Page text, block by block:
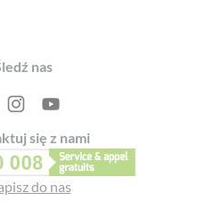
nas
się z nami
do nas